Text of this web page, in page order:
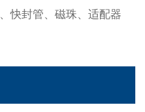
快封管、磁珠、适配器